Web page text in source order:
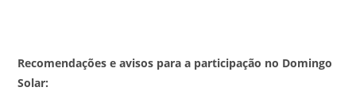
Recomendações e avisos para a participação no Domingo
Solar: